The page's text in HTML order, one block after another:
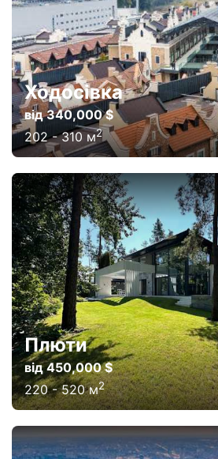
Ходосівка
від 340,000 $
202-310м2
Плюти
від 450,000 $
220-520м2